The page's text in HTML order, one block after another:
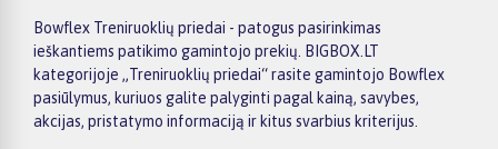
Bowflex Treniruoklių priedai - patogus pasirinkimas
ieškantiems patikimo gamintojo prekių. BIGBOX.LT
kategorijoje „Treniruoklių priedai“ rasite gamintojo Bowflex
pasiūlymus, kuriuos galite palyginti pagal kainą, savybes,
akcijas, pristatymo informaciją ir kitus svarbius kriterijus.